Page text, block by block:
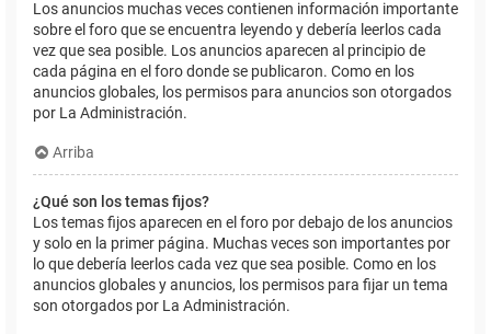
Los anuncios muchas veces contienen información importante
sobre el foro que se encuentra leyendo y debería leerlos cada
vez que sea posible. Los anuncios aparecen al principio de
cada página en el foro donde se publicaron. Como en los
anuncios globales, los permisos para anuncios son otorgados
por La Administración.
Arriba
¿Qué son los temas fijos?
Los temas fijos aparecen en el foro por debajo de los anuncios
y solo en la primer página. Muchas veces son importantes por
lo que debería leerlos cada vez que sea posible. Como en los
anuncios globales y anuncios, los permisos para fijar un tema
son otorgados por La Administración.